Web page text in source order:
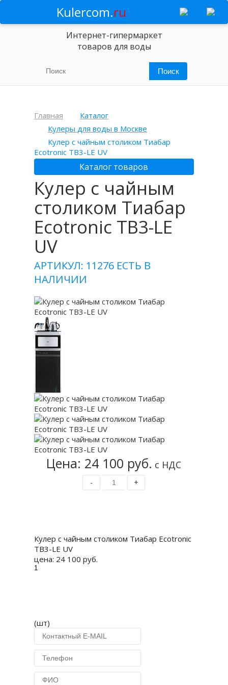
Kulercom.ru
Интернет-гипермаркет
товаров для воды
Главная
Каталог
Кулеры для воды в Москве
Кулер с чайным столиком Тиабар
Ecotronic TB3-LE UV
Каталог товаров
Кулер с чайным
столиком Тиабар
Ecotronic TB3-LE
UV
АРТИКУЛ: 11276 ЕСТЬ В
НАЛИЧИИ
Цена: 24 100 руб. с НДС
- +
Кулер с чайным столиком Тиабар Ecotronic
TB3-LE UV
цена: 24 100 руб.
(шт)